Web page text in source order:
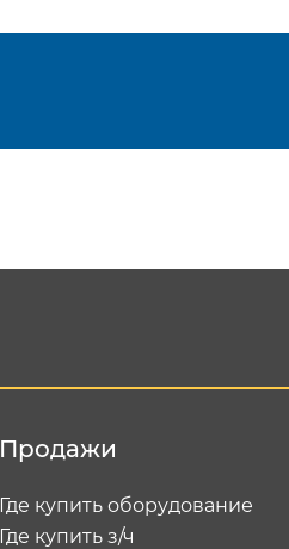
Продажи
Где купить оборудование
Где купить з/ч